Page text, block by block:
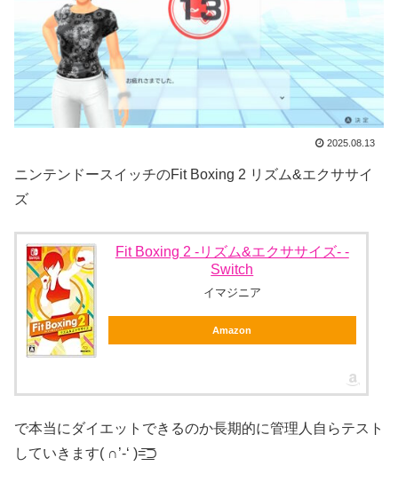
2025.08.13
ニンテンドースイッチのFit Boxing 2 リズム&エクササイ
ズ
Fit Boxing 2 -リズム&エクササイズ- -
Switch
イマジニア
Amazon
で本当にダイエットできるのか長期的に管理人自らテスト
していきます( ∩’-‘ )=͟͟͞͞⊃